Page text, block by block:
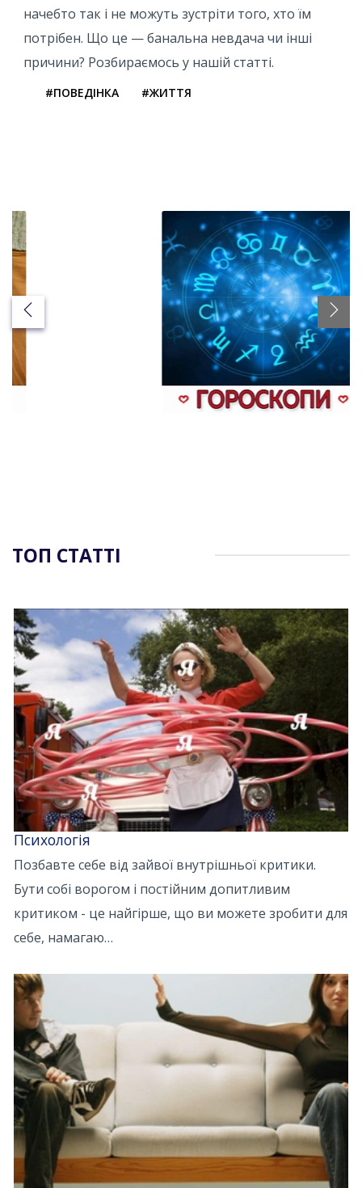
начебто так і не можуть зустріти того, хто їм
потрібен. Що це — банальна невдача чи інші
причини? Розбираємось у нашій статті.
#ПОВЕДІНКА #ЖИТТЯ
ТОП СТАТТІ
Психологія
Позбавте себе від зайвої внутрішньої критики.
Бути собі ворогом і постійним допитливим
критиком - це найгірше, що ви можете зробити для
себе, намагаю…